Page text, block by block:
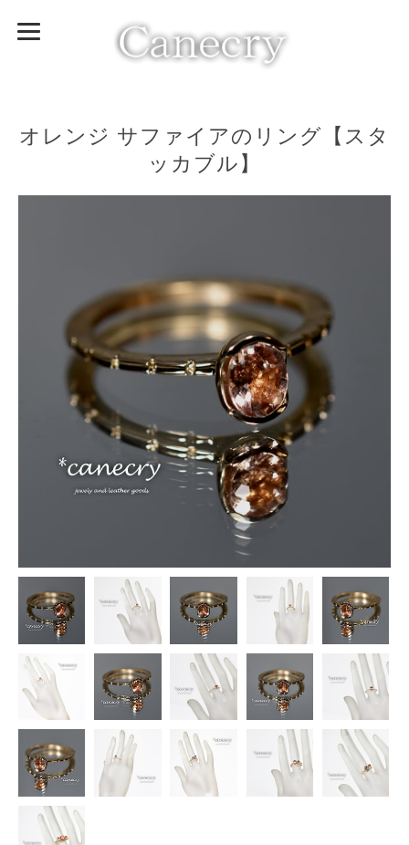
オレンジ サファイアのリング【スタ
ッカブル】